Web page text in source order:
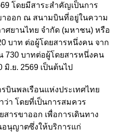
โดยมีสาระสำคัญเป็นการ
าออก ณ สนามบินที่อยู่ในความ
ศยานไทย จำกัด (มหาชน) หรือ
บาท ต่อผู้โดยสารหนึ่งคน จาก
730 บาทต่อผู้โดยสารหนึ่งคน
.ย. 2569 เป็นต้นไป
บินพลเรือนแห่งประเทศไทย
ว่า โดยที่เป็นการสมควร
ารขาออก เพื่อการเดินทาง
นุญาตซึ่งให้บริการแก่